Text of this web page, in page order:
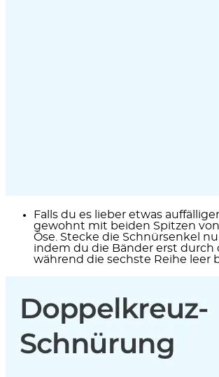
Falls du es lieber etwas
gewohnt mit beiden Spitzen
Öse. Stecke die Schnürsenkel
indem du die Bänder erst durch
während die sechste Reihe leer